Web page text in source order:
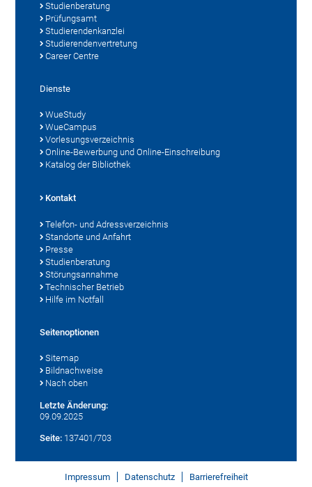
Studienberatung
Prüfungsamt
Studierendenkanzlei
Studierendenvertretung
Career Centre
Dienste
WueStudy
WueCampus
Vorlesungsverzeichnis
Online-Bewerbung und Online-Einschreibung
Katalog der Bibliothek
Kontakt
Telefon- und Adressverzeichnis
Standorte und Anfahrt
Presse
Studienberatung
Störungsannahme
Technischer Betrieb
Hilfe im Notfall
Seitenoptionen
Sitemap
Bildnachweise
Nach oben
Letzte Änderung:
09.09.2025
Seite: 137401/703
Impressum Datenschutz Barrierefreiheit